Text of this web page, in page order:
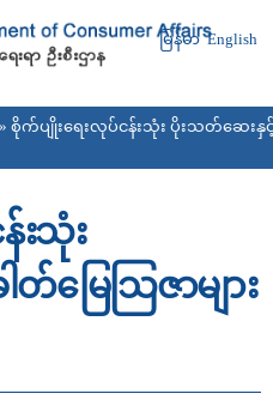
မြန်မာ English
» စိုက်ပျိုးရေးလုပ်ငန်းသုံး ပိုးသတ်ဆေးနှ
းသုံး
မြေသြဇာများ